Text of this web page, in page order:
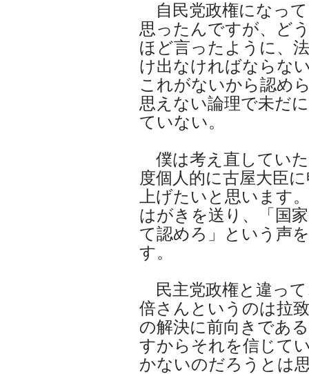
自民党政権になっ
思ったんですが、ど
ほど言ったように、
け出なければならな
これがないから認め
思えない論理で未だ
ていない。
僕は考え直してい
度個人的に古屋大臣
上げたいと思います
はがきを送り、「国
て認めろ」という声
す。
民主党政権と違っ
倍さんというのは拉
の解決に前向きであ
すからそれを信じて
かないのだろうとは